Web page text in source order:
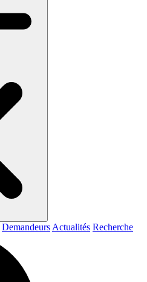
Demandeurs Actualités Recherche